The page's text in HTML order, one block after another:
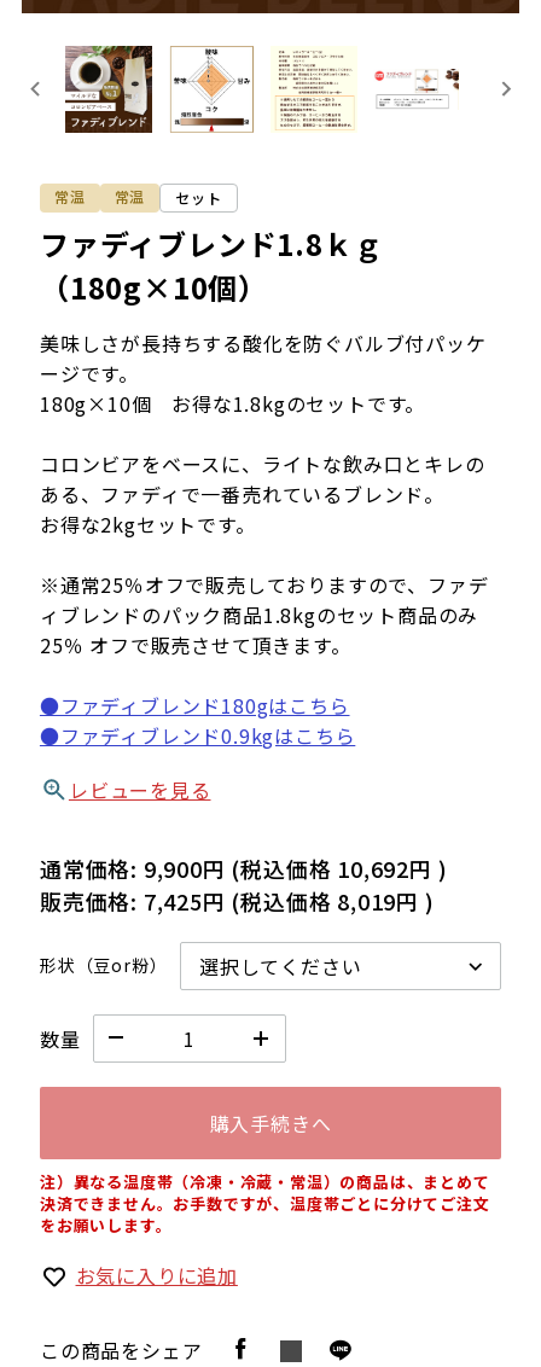
ファディブレンド1.8ｋｇ
（180g×10個）
美味しさが長持ちする酸化を防ぐバルブ付パッケ
ージです。
180g×10個 お得な1.8kgのセットです。
コロンビアをベースに、ライトな飲み口とキレの
ある、ファディで一番売れているブレンド。
お得な2kgセットです。
※通常25％オフで販売しておりますので、ファデ
ィブレンドのパック商品1.8kgのセット商品のみ
25％ オフで販売させて頂きます。
●ファディブレンド180gはこちら
●ファディブレンド0.9kgはこちら
レビューを見る
通常価格: 9,900円 (税込価格 10,692円 )
販売価格: 7,425円 (税込価格 8,019円 )
形状（豆or粉）
数量
購入手続きへ
注）異なる温度帯（冷凍・冷蔵・常温）の商品は、まとめて
決済できません。お手数ですが、温度帯ごとに分けてご注文
をお願いします。
お気に入りに追加
この商品をシェア
常温 常温 セット